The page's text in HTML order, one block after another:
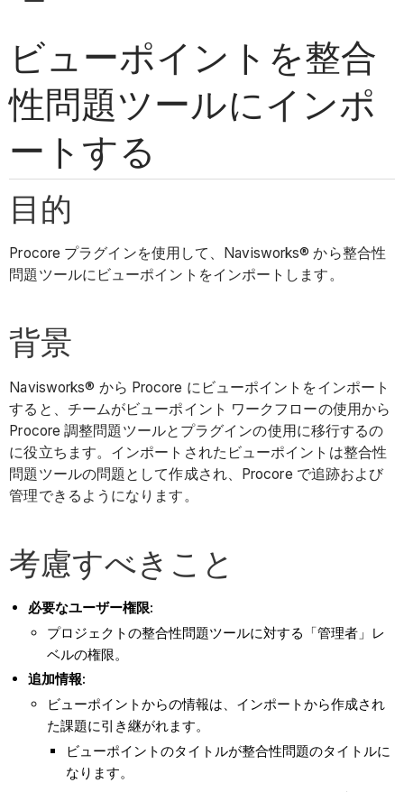
ビューポイントを整合
性問題ツールにインポ
ートする
目的
Procore プラグインを使用して、Navisworks® から整合性
問題ツールにビューポイントをインポートします。
背景
Navisworks® から Procore にビューポイントをインポート
すると、チームがビューポイント ワークフローの使用から
Procore 調整問題ツールとプラグインの使用に移行するの
に役立ちます。インポートされたビューポイントは整合性
問題ツールの問題として作成され、Procore で追跡および
管理できるようになります。
考慮すべきこと
必要なユーザー権限:
プロジェクトの整合性問題ツールに対する「管理者」レ
ベルの権限。
追加情報:
ビューポイントからの情報は、インポートから作成され
た課題に引き継がれます。
ビューポイントのタイトルが整合性問題のタイトルに
なります。